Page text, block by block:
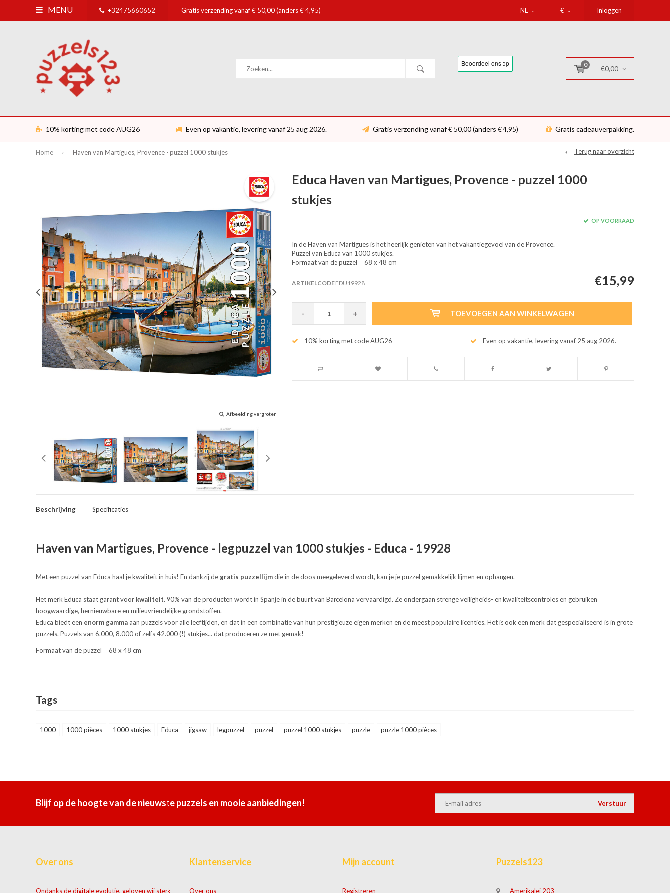
MENU +32475660652 Gratis verzending vanaf € 50,00 (anders € 4,95) NL € Inloggen
0
€0,00
10% korting met code AUG26 Even op vakantie, levering vanaf 25 aug 2026. Gratis verzending vanaf € 50,00 (anders € 4,95) Gratis cadeauverpakking.
Home Haven van Martigues, Provence - puzzel 1000 stukjes Terug naar overzicht
Afbeelding vergroten
Educa Haven van Martigues, Provence - puzzel 1000
stukjes
OP VOORRAAD
In de Haven van Martigues is het heerlijk genieten van het vakantiegevoel van de Provence.
Puzzel van Educa van 1000 stukjes.
Formaat van de puzzel = 68 x 48 cm
ARTIKELCODEEDU19928 €15,99
- + TOEVOEGEN AAN WINKELWAGEN
10% korting met code AUG26 Even op vakantie, levering vanaf 25 aug 2026.
Beschrijving Specificaties
Haven van Martigues, Provence - legpuzzel van 1000 stukjes - Educa - 19928
Met een puzzel van Educa haal je kwaliteit in huis! En dankzij degratis puzzellijmdie in de doos meegeleverd wordt, kan je je puzzel gemakkelijk lijmen en ophangen.
Het merk Educa staat garant voor kwaliteit. 90% van de producten wordt in Spanje in de buurt van Barcelona vervaardigd. Ze ondergaan strenge veiligheids- en kwaliteitscontroles en gebruiken
hoogwaardige, hernieuwbare en milieuvriendelijke grondstoffen.
Educa biedt een enorm gamma aan puzzels voor alle leeftijden, en dat in een combinatie van hun prestigieuze eigen merken en de meest populaire licenties. Het is ook een merk dat gespecialiseerd is in grote
puzzels. Puzzels van 6.000, 8.000 of zelfs 42.000 (!) stukjes... dat produceren ze met gemak!
Formaat van de puzzel = 68 x 48 cm
Tags
1000 1000 pièces 1000 stukjes Educa jigsaw legpuzzel puzzel puzzel 1000 stukjes puzzle puzzle 1000 pièces
Blijf op de hoogte van de nieuwste puzzels en mooie aanbiedingen! Verstuur
Over ons
Ondanks de digitale evolutie, geloven wij sterk
Klantenservice
Over ons
Mijn account
Registreren
Puzzels123
Amerikalei 203